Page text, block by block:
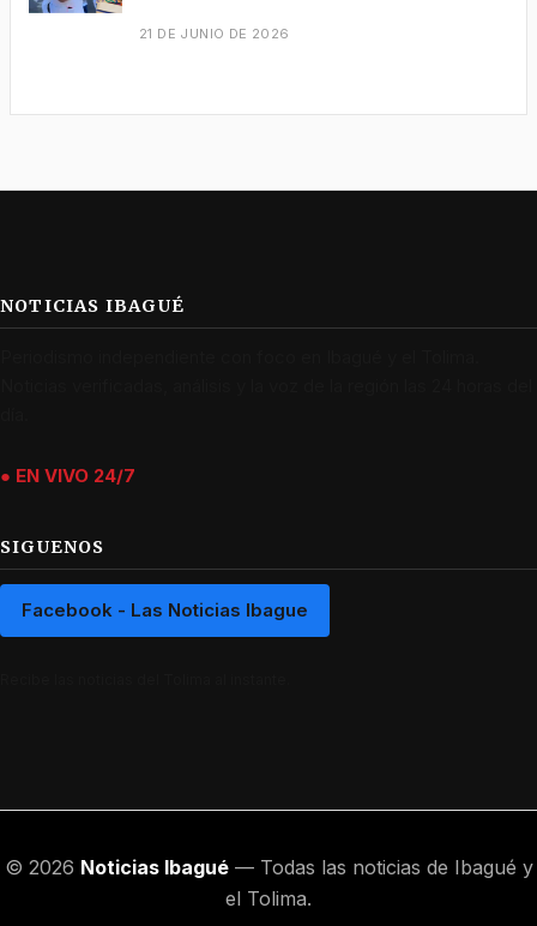
21 DE JUNIO DE 2026
NOTICIAS IBAGUÉ
● EN VIVO 24/7
SIGUENOS
Facebook - Las Noticias Ibague
© 2026 Noticias Ibagué— Todas las noticias de Ibagué y
el Tolima.